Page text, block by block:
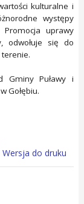
kulturalne i
występy
Promocja uprawy
odwołuje się do
Gminy Puławy i
Gołębiu.
Wersja do druku